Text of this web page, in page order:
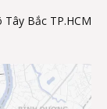
Bắc TP.HCM